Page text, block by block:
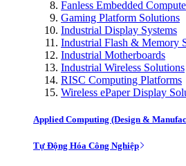
Fanless Embedded
Gaming Platform Solutions
Industrial Display Systems
Industrial Flash & Memory
Industrial Motherboards
Industrial Wireless Solutions
RISC Computing Platforms
Wireless ePaper Display
Applied Computing (Design &
Tự Động Hóa Công Nghiệp